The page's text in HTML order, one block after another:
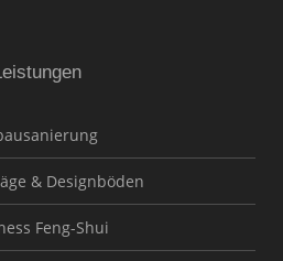
& Designböden
Feng-Shui